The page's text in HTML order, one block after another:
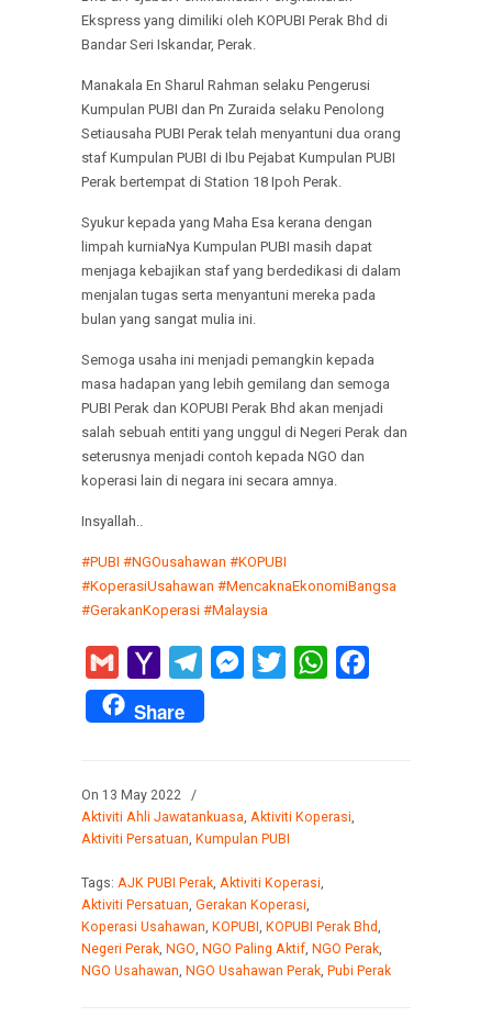
Ekspress yang dimiliki oleh KOPUBI Perak Bhd di
Bandar Seri Iskandar, Perak.
Manakala En Sharul Rahman selaku Pengerusi
Kumpulan PUBI dan Pn Zuraida selaku Penolong
Setiausaha PUBI Perak telah menyantuni dua orang
staf Kumpulan PUBI di Ibu Pejabat Kumpulan PUBI
Perak bertempat di Station 18 Ipoh Perak.
Syukur kepada yang Maha Esa kerana dengan
limpah kurniaNya Kumpulan PUBI masih dapat
menjaga kebajikan staf yang berdedikasi di dalam
menjalan tugas serta menyantuni mereka pada
bulan yang sangat mulia ini.
Semoga usaha ini menjadi pemangkin kepada
masa hadapan yang lebih gemilang dan semoga
PUBI Perak dan KOPUBI Perak Bhd akan menjadi
salah sebuah entiti yang unggul di Negeri Perak dan
seterusnya menjadi contoh kepada NGO dan
koperasi lain di negara ini secara amnya.
Insyallah..
#PUBI #NGOusahawan #KOPUBI
#KoperasiUsahawan #MencaknaEkonomiBangsa
#GerakanKoperasi #Malaysia
Gmail
Yahoo
Mail
TelegramMessenger
Twitter WhatsApp
Share
On 13 May 2022
/
Aktiviti Ahli Jawatankuasa, Aktiviti Koperasi,
Aktiviti Persatuan, Kumpulan PUBI
Tags: AJK PUBI Perak, Aktiviti Koperasi,
Aktiviti Persatuan, Gerakan Koperasi,
Koperasi Usahawan, KOPUBI , KOPUBI Perak Bhd,
Negeri Perak, NGO, NGO Paling Aktif, NGO Perak,
NGO Usahawan, NGO Usahawan Perak, Pubi Perak